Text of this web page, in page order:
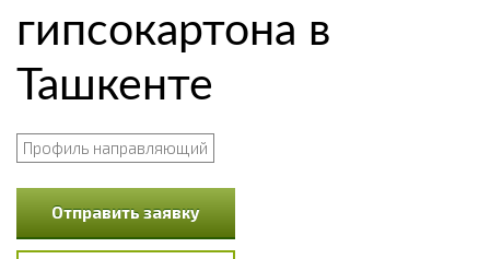
гипсокартона в
Ташкенте
Профиль направляющий
Отправить заявку